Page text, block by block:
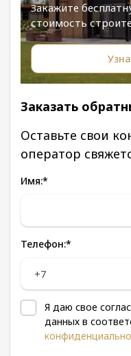
Закажите
стоимость
Заказать
Оставьте свои
оператор
Имя:*
Телефон:*
Я даю свое
данных в